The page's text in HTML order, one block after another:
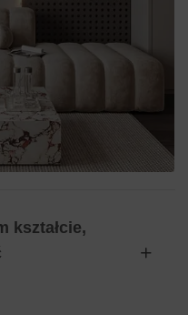
kształcie,